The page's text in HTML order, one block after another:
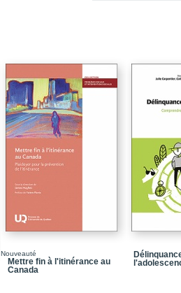
Conclusion et
Références
Chapitre 3 /
Conclusion et
Chapitre 4 /
adolescents ayant de
Nouveauté
Mettre fin à l'itinérance au
Canada